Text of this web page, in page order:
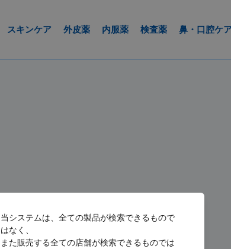
スキンケア 外皮薬 内服薬 検査薬 鼻・口腔ケ
当システムは、全ての製品が検索できるもので
はなく、
また販売する全ての店舗が検索できるものでは